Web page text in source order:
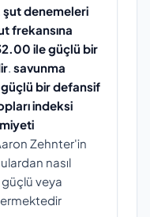
şut denemeleri
frekansına
ile güçlü bir
savunma
bir defansif
indeksi
Zehnter'in
nasıl
güçlü veya